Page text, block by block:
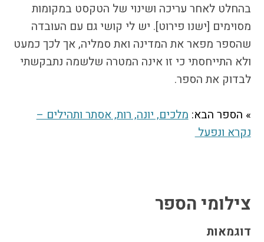
תכנית הלימודים
במקצוע תרבות
יהודית-ישראלית –
תכנית מדיתה
הדתה בצה"ל
התמודדות עם הדתה
חילוניות?
כיצד למנוע הדתה?
המדריך למורה: תרבות
יהודית-ישראלית
בהחלט לאחר עריכה ושינוי של הטקסט במקומות
מסוימים [ישנו פירוט]. יש לי קושי גם עם העובדה
שהספר מפאר את המדינה ואת סמליה, אך לכך כמעט
ולא התייחסתי כי זו אינה המטרה שלשמה נתבקשתי
לבדוק את הספר.
» הספר הבא:מלכים, יונה, רות, אסתר ותהילים –
נקרא ‏ונפעל ‏
צילומי הספר
דוגמאות